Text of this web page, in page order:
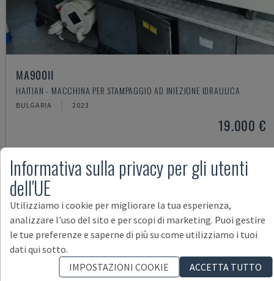
MA900ІІ
HAITIAN - MACCHINA PER STAMPAGGIO AD INIEZIONE IDRAULICA
BULGARIA 2023
19.000 €
Informativa sulla privacy per gli utenti
dell'UE
Utilizziamo i cookie per migliorare la tua esperienza,
analizzare l'uso del sito e per scopi di marketing. Puoi gestire
le tue preferenze e saperne di più su come utilizziamo i tuoi
dati qui sotto.
IMPOSTAZIONI COOKIE
ACCETTA TUTTO